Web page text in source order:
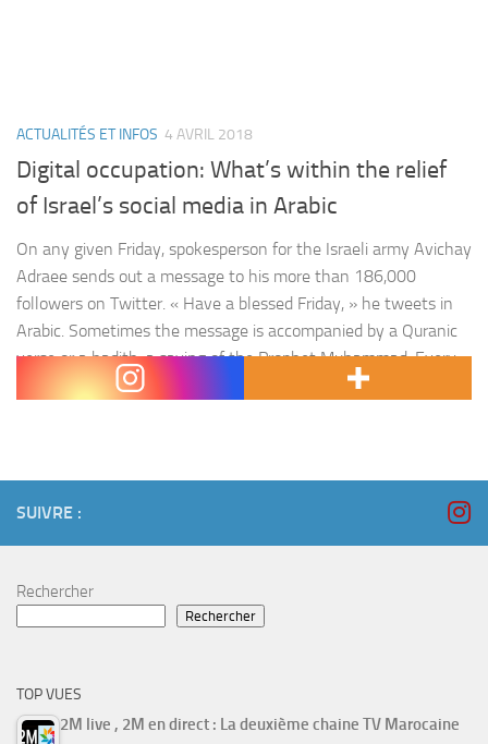
ACTUALITÉS ET INFOS 4 AVRIL 2018
Digital occupation: What’s within the relief
of Israel’s social media in Arabic
On any given Friday, spokesperson for the Israeli army Avichay
Adraee sends out a message to his more than 186,000
followers on Twitter. « Have a blessed Friday, » he tweets in
Arabic. Sometimes the message is accompanied by a Quranic
verse or a hadith, a saying of the Prophet Muhammad. Every
so often his posts turn…
SUIVRE :
Rechercher
Rechercher
TOP VUES
2M live , 2M en direct : La deuxième chaine TV Marocaine